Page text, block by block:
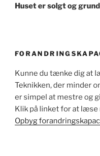
indlæg
Huset er solgt og
Kunne du tænke dig at
Teknikken, der minder
er simpel at mestre og
Klik på linket for at læse
Opbyg